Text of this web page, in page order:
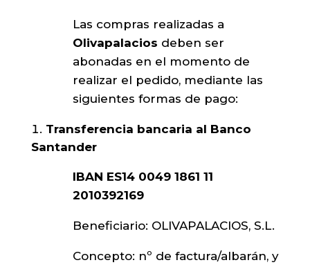
Las compras realizadas a
Olivapalacios deben ser
abonadas en el momento de
realizar el pedido, mediante las
siguientes formas de pago:
Transferencia bancaria al Banco
Santander
IBAN ES14 0049 1861 11
2010392169
Beneficiario: OLIVAPALACIOS, S.L.
Concepto: nº de factura/albarán, y